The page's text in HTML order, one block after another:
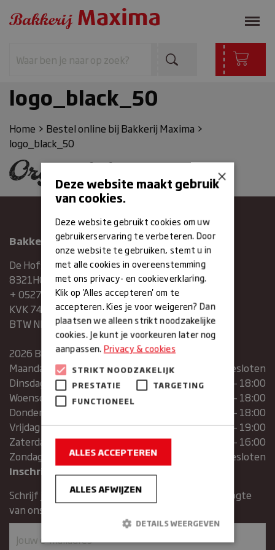
logo_black_50
Home > Bestel online bij Bakkerij Maxima >
logo_black_50
Bakkerij Maxima
De Hofstee 1
8321HG Urk
+ 0527683454
KVK 74286293
BTW NR. NL859839151B01
2026 Bakkerij Maxima
Maandag
gesloten
Dinsdag
07:30 – 13:00 | 14:00 – 18:00
Woensdag
07:30 – 13:00 | 14:00 – 18:00
Donderdag
07:30 – 13:00 | 14:00 – 18:00
Vrijdag
07:00 – 19:00
Zaterdag
07:00 – 16:00
Zondag
Gesloten
Inschrijven voor de nieuwsbrief
Schrijf je in voor de nieuwsbrief en blijft op de hoogte
van ons assortiment en aanbiedingen.
×
Deze website maakt gebruik
van cookies.
Deze website gebruikt cookies om uw
gebruikerservaring te verbeteren. Door
onze website te gebruiken, stemt u in
met alle cookies in overeenstemming
met ons privacy- en cookieverklaring.
Klik op 'Alles accepteren' om te
accepteren. Kies je voor weigeren? Dan
plaatsen we alleen strikt noodzakelijke
cookies. Je kunt je voorkeuren later nog
aanpassen.Privacy & cookies
STRIKT NOODZAKELIJK
PRESTATIE
TARGETING
FUNCTIONEEL
ALLES ACCEPTEREN
ALLES AFWIJZEN
DETAILS WEERGEVEN